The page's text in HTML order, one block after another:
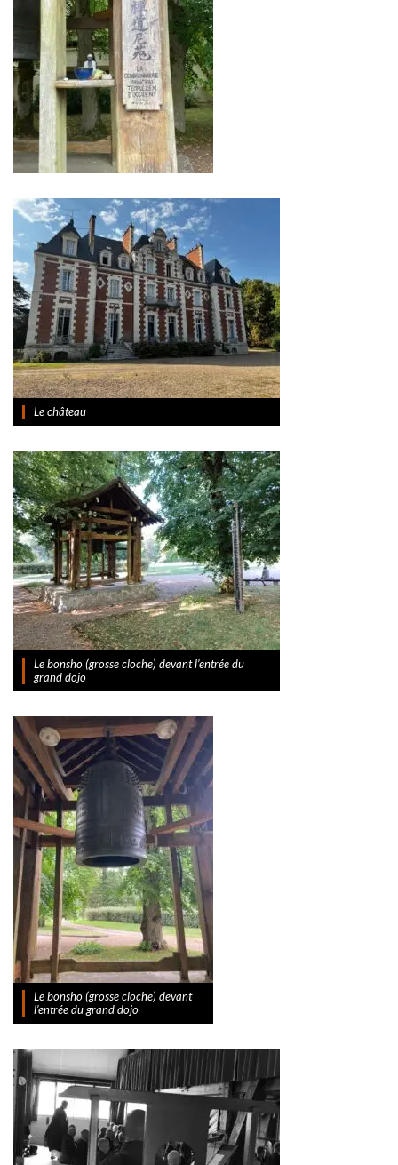
Le château
Le bonsho (grosse cloche) devant l’entrée du
grand dojo
Le bonsho (grosse cloche) devant
l’entrée du grand dojo